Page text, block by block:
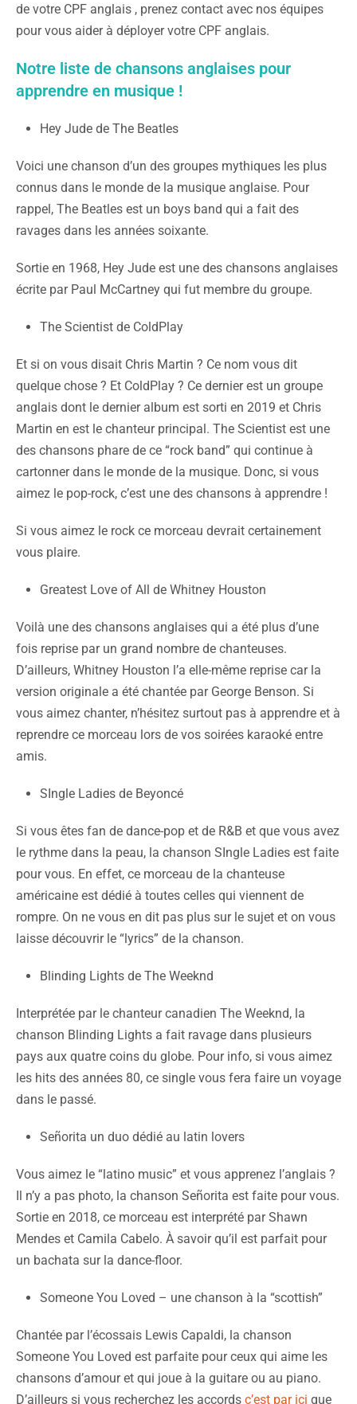
de votre CPF anglais , prenez contact avec nos équipes
pour vous aider à déployer votre CPF anglais.
Notre liste de chansons anglaises pour
apprendre en musique !
Hey Jude de The Beatles
Voici une chanson d’un des groupes mythiques les plus
connus dans le monde de la musique anglaise. Pour
rappel, The Beatles est un boys band qui a fait des
ravages dans les années soixante.
Sortie en 1968, Hey Jude est une des chansons anglaises
écrite par Paul McCartney qui fut membre du groupe.
The Scientist de ColdPlay
Et si on vous disait Chris Martin ? Ce nom vous dit
quelque chose ? Et ColdPlay ? Ce dernier est un groupe
anglais dont le dernier album est sorti en 2019 et Chris
Martin en est le chanteur principal. The Scientist est une
des chansons phare de ce “rock band” qui continue à
cartonner dans le monde de la musique. Donc, si vous
aimez le pop-rock, c’est une des chansons à apprendre !
Si vous aimez le rock ce morceau devrait certainement
vous plaire.
Greatest Love of All de Whitney Houston
Voilà une des chansons anglaises qui a été plus d’une
fois reprise par un grand nombre de chanteuses.
D’ailleurs, Whitney Houston l’a elle-même reprise car la
version originale a été chantée par George Benson. Si
vous aimez chanter, n’hésitez surtout pas à apprendre et à
reprendre ce morceau lors de vos soirées karaoké entre
amis.
SIngle Ladies de Beyoncé
Si vous êtes fan de dance-pop et de R&B et que vous avez
le rythme dans la peau, la chanson SIngle Ladies est faite
pour vous. En effet, ce morceau de la chanteuse
américaine est dédié à toutes celles qui viennent de
rompre. On ne vous en dit pas plus sur le sujet et on vous
laisse découvrir le “lyrics” de la chanson.
Blinding Lights de The Weeknd
Interprétée par le chanteur canadien The Weeknd, la
chanson Blinding Lights a fait ravage dans plusieurs
pays aux quatre coins du globe. Pour info, si vous aimez
les hits des années 80, ce single vous fera faire un voyage
dans le passé.
Señorita un duo dédié au latin lovers
Vous aimez le “latino music” et vous apprenez l’anglais ?
Il n’y a pas photo, la chanson Señorita est faite pour vous.
Sortie en 2018, ce morceau est interprété par Shawn
Mendes et Camila Cabelo. À savoir qu’il est parfait pour
un bachata sur la dance-floor.
Someone You Loved – une chanson à la “scottish”
Chantée par l’écossais Lewis Capaldi, la chanson
Someone You Loved est parfaite pour ceux qui aime les
chansons d’amour et qui joue à la guitare ou au piano.
D’ailleurs si vous recherchez les accords c’est par ici que